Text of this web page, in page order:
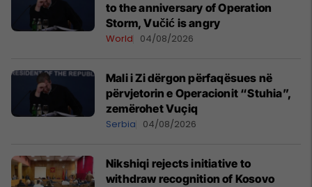
to the anniversary of Operation
Storm, Vučić is angry
World 04/08/2026
Mali i Zi dërgon përfaqësues në
përvjetorin e Operacionit “Stuhia”,
zemërohet Vuçiq
Serbia 04/08/2026
Nikshiqi rejects initiative to
withdraw recognition of Kosovo